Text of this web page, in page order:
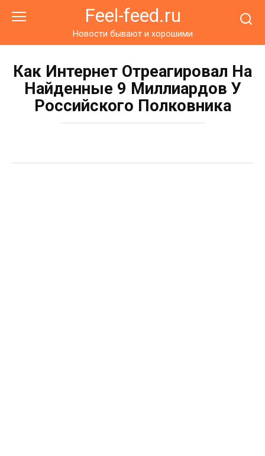
Feel-feed.ru
Новости бывают и хорошими
Как Интернет Отреагировал На
Найденные 9 Миллиардов У
Российского Полковника